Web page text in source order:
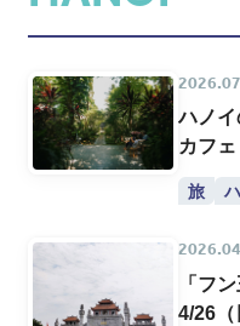
ハノ
カフ
旅
「フ
4/26（